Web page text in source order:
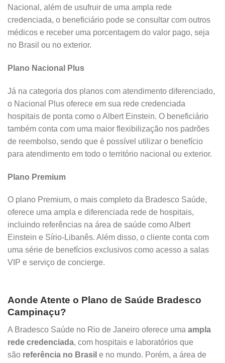
Nacional, além de usufruir de uma ampla rede
credenciada, o beneficiário pode se consultar com outros
médicos e receber uma porcentagem do valor pago, seja
no Brasil ou no exterior.
Plano Nacional Plus
Já na categoria dos planos com atendimento diferenciado,
o Nacional Plus oferece em sua rede credenciada
hospitais de ponta como o Albert Einstein. O beneficiário
também conta com uma maior flexibilização nos padrões
de reembolso, sendo que é possível utilizar o benefício
para atendimento em todo o território nacional ou exterior.
Plano Premium
O plano Premium, o mais completo da Bradesco Saúde,
oferece uma ampla e diferenciada rede de hospitais,
incluindo referências na área de saúde como Albert
Einstein e Sírio-Libanês. Além disso, o cliente conta com
uma série de benefícios exclusivos como acesso a salas
VIP e serviço de concierge.
Aonde Atente o Plano de Saúde Bradesco
Campinaçu?
A Bradesco Saúde no Rio de Janeiro oferece uma ampla
rede credenciada, com hospitais e laboratórios que
são referência no Brasil e no mundo. Porém, a área de